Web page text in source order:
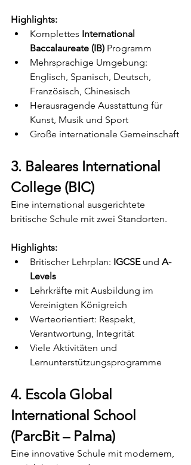
Highlights:
Komplettes International
Baccalaureate (IB) Programm
Mehrsprachige Umgebung:
Englisch, Spanisch, Deutsch,
Französisch, Chinesisch
Herausragende Ausstattung für
Kunst, Musik und Sport
Große internationale Gemeinschaft
3. Baleares International
College (BIC)
Eine international ausgerichtete
britische Schule mit zwei Standorten.
Highlights:
Britischer Lehrplan: IGCSE und A-
Levels
Lehrkräfte mit Ausbildung im
Vereinigten Königreich
Werteorientiert: Respekt,
Verantwortung, Integrität
Viele Aktivitäten und
Lernunterstützungsprogramme
4. Escola Global
International School
(ParcBit – Palma)
Eine innovative Schule mit modernem,